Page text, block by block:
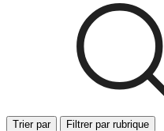
Trier par Filtrer par rubrique